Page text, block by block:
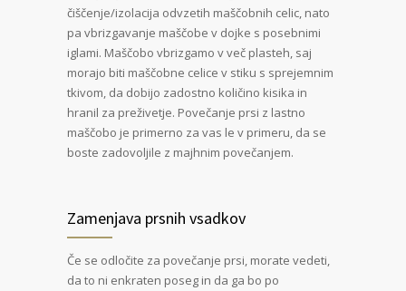
čiščenje/izolacija odvzetih maščobnih celic, nato
pa vbrizgavanje maščobe v dojke s posebnimi
iglami. Maščobo vbrizgamo v več plasteh, saj
morajo biti maščobne celice v stiku s sprejemnim
tkivom, da dobijo zadostno količino kisika in
hranil za preživetje. Povečanje prsi z lastno
maščobo je primerno za vas le v primeru, da se
boste zadovoljile z majhnim povečanjem.
Zamenjava prsnih vsadkov
Če se odločite za povečanje prsi, morate vedeti,
da to ni enkraten poseg in da ga bo po